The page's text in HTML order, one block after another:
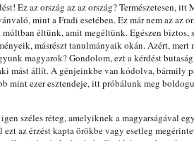
Ez az ország az az ország? Természetesen,
mint a Fradi esetében. Ez már nem az az
éltünk, amit megéltünk. Egészen biztos,
másrészt tanulmányaik okán. Azért, mert
magyarok? Gondolom, ezt a kérdést
mást állít. A génjeinkbe van kódolva, bármily
mint ezer esztendeje, itt próbálunk meg
széles réteg, amelyiknek a magyarságával
az érzést kapta örökbe vagy esetleg